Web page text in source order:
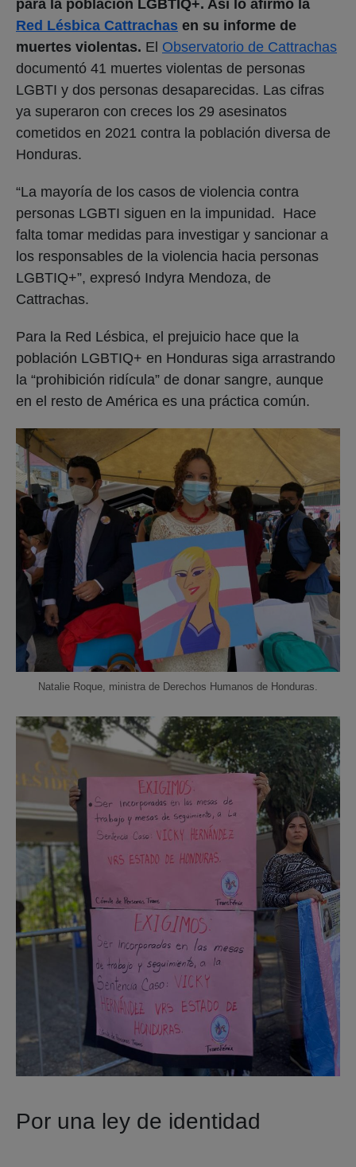
para la población LGBTIQ+. Así lo afirmó la
Red Lésbica Cattrachas en su informe de
muertes violentas. El Observatorio de Cattrachas
documentó 41 muertes violentas de personas
LGBTI y dos personas desaparecidas. Las cifras
ya superaron con creces los 29 asesinatos
cometidos en 2021 contra la población diversa de
Honduras.
“La mayoría de los casos de violencia contra
personas LGBTI siguen en la impunidad. Hace
falta tomar medidas para investigar y sancionar a
los responsables de la violencia hacia personas
LGBTIQ+”, expresó Indyra Mendoza, de
Cattrachas.
Para la Red Lésbica, el prejuicio hace que la
población LGBTIQ+ en Honduras siga arrastrando
la “prohibición ridícula” de donar sangre, aunque
en el resto de América es una práctica común.
Natalie Roque, ministra de Derechos Humanos de Honduras.
Por una ley de identidad